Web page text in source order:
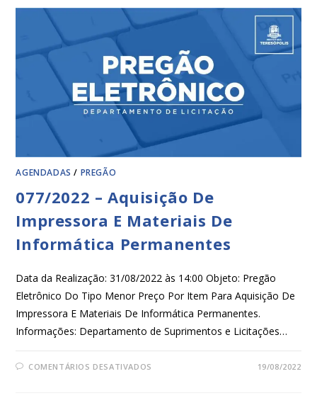
AGENDADAS / PREGÃO
077/2022 – Aquisição De
Impressora E Materiais De
Informática Permanentes
Data da Realização: 31/08/2022 às 14:00 Objeto: Pregão
Eletrônico Do Tipo Menor Preço Por Item Para Aquisição De
Impressora E Materiais De Informática Permanentes.
Informações: Departamento de Suprimentos e Licitações…
COMENTÁRIOS DESATIVADOS 19/08/2022